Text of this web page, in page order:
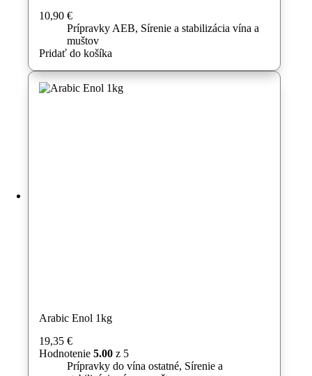
10,90 €
Prípravky AEB, Sírenie a stabilizácia vína a
muštov
Pridať do košíka
Arabic Enol 1kg
19,35 €
Hodnotenie 5.00 z 5
Prípravky do vína ostatné, Sírenie a